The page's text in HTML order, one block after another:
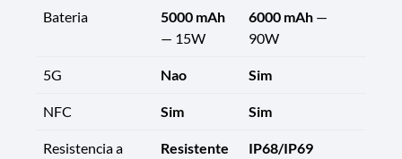
Bateria
5000 mAh
— 15W
6000 mAh —
90W
5G Nao Sim
NFC Sim Sim
Resistencia a
Resistente
IP68/IP69